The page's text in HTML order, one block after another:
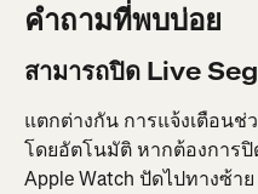
คำถามที่พบบ่อย
สามารถปิด Live
แตกต่างกัน การแจ้งเตือนช่
โดยอัตโนมัติ หากต้องการปิ
Apple Watch ปัดไปทางซ้า